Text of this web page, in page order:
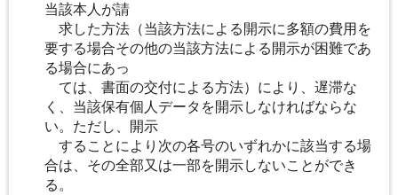
当該本人が請
求した方法（当該方法による開示に多額の費用を
要する場合その他の当該方法による開示が困難であ
る場合にあっ
ては、書面の交付による方法）により、遅滞な
く、当該保有個人データを開示しなければならな
い。ただし、開示
することにより次の各号のいずれかに該当する場
合は、その全部又は一部を開示しないことができ
る。